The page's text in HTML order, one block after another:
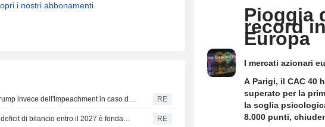
i nostri abbonamenti
I Democratici pianificano indagini su Trump invece dell'impeachment in caso di vittoria alla Camera, riferiscono alcune fonti RE
La capacità della Romania di ridurre il deficit di bilancio entro il 2027 è fondamentale per il rating, afferma Moody's RE
Pioggia
record
Europa
I mercati azionari
storica, trainati da
serie di risultati
solidi e da un
ottimismo sulle
A Parigi, il CAC 40
superato per la
la soglia
8.000 punti,